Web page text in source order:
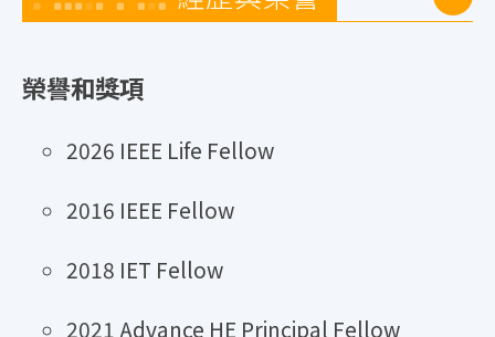
榮譽和獎項
2026 IEEE Life Fellow
2016 IEEE Fellow
2018 IET Fellow
2021 Advance HE Principal Fellow